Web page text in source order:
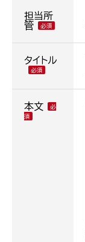
担当所
管
タイトル
本文